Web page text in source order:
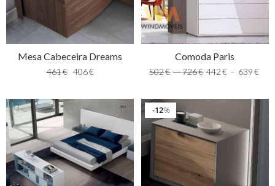
Mesa Cabeceira Dreams
461€ 406€
Comoda Paris
502€ –726€ 442 € – 639 €
%
12